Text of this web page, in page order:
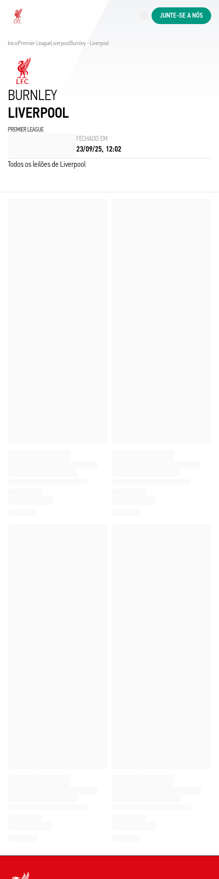
Now live
JUNTE-SE A NÓS
InícioPremier LeagueLiverpoolBurnley - Liverpool
BURNLEY
LIVERPOOL
PREMIER LEAGUE
FECHADO EM
23/09/25, 12:02
Todos os leilões de Liverpool